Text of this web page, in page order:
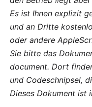
Es ist Ihnen explizit
und an Dritte
oder andere
Sie bitte das
document. Dort
und Codeschnipsel,
Dieses Dokument ist